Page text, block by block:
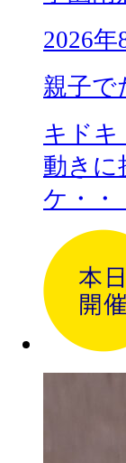
2026年
親子で
キドキ
動きに
ケ・・